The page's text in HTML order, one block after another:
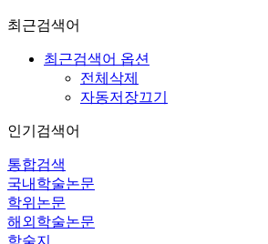
최근검색어
최근검색어 옵션
전체삭제
자동저장끄기
인기검색어
통합검색
국내학술논문
학위논문
해외학술논문
학술지